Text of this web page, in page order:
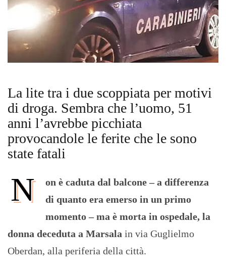
La lite tra i due scoppiata per motivi
di droga. Sembra che l’uomo, 51
anni l’avrebbe picchiata
provocandole le ferite che le sono
state fatali
N
on è caduta dal balcone – a differenza
di quanto era emerso in un primo
momento – ma è morta in ospedale, la
donna deceduta a Marsala in via Guglielmo
Oberdan, alla periferia della città.